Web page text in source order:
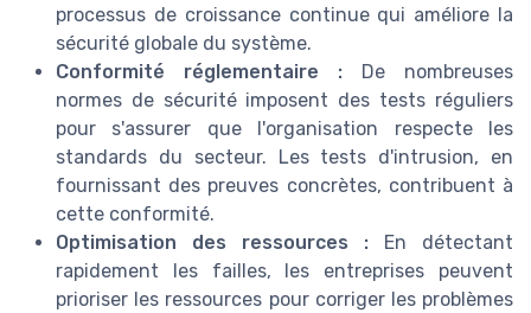
processus de croissance continue qui améliore la
sécurité globale du système.
Conformité réglementaire : De nombreuses
normes de sécurité imposent des tests réguliers
pour s'assurer que l'organisation respecte les
standards du secteur. Les tests d'intrusion, en
fournissant des preuves concrètes, contribuent à
cette conformité.
Optimisation des ressources : En détectant
rapidement les failles, les entreprises peuvent
prioriser les ressources pour corriger les problèmes